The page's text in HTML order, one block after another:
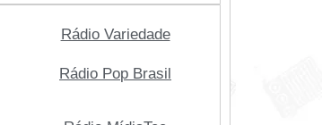
Rádio Variedade
Rádio Pop Brasil